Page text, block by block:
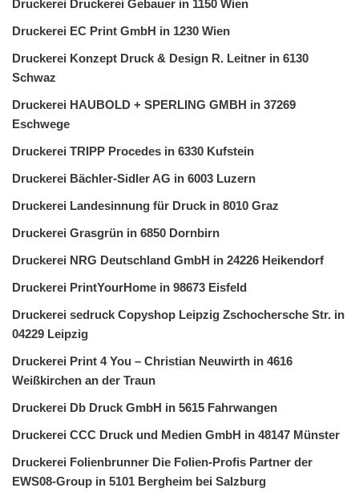
Druckerei Druckerei Gebauer in 1150 Wien
Druckerei EC Print GmbH in 1230 Wien
Druckerei Konzept Druck & Design R. Leitner in 6130
Schwaz
Druckerei HAUBOLD + SPERLING GMBH in 37269
Eschwege
Druckerei TRIPP Procedes in 6330 Kufstein
Druckerei Bächler-Sidler AG in 6003 Luzern
Druckerei Landesinnung für Druck in 8010 Graz
Druckerei Grasgrün in 6850 Dornbirn
Druckerei NRG Deutschland GmbH in 24226 Heikendorf
Druckerei PrintYourHome in 98673 Eisfeld
Druckerei sedruck Copyshop Leipzig Zschochersche Str. in
04229 Leipzig
Druckerei Print 4 You – Christian Neuwirth in 4616
Weißkirchen an der Traun
Druckerei Db Druck GmbH in 5615 Fahrwangen
Druckerei CCC Druck und Medien GmbH in 48147 Münster
Druckerei Folienbrunner Die Folien-Profis Partner der
EWS08-Group in 5101 Bergheim bei Salzburg